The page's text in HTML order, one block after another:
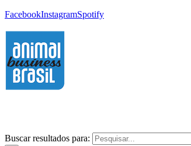
FacebookInstagramSpotify
Buscar resultados para: